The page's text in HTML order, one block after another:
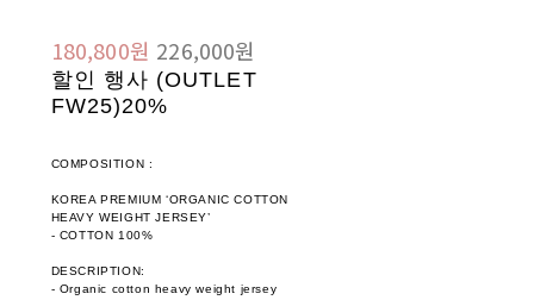
180,800원 226,000원
할인 행사 (OUTLET
FW25)20%
COMPOSITION :
KOREA PREMIUM ‘ORGANIC COTTON
HEAVY WEIGHT JERSEY’
- COTTON 100%
DESCRIPTION:
- Organic cotton heavy weight jersey